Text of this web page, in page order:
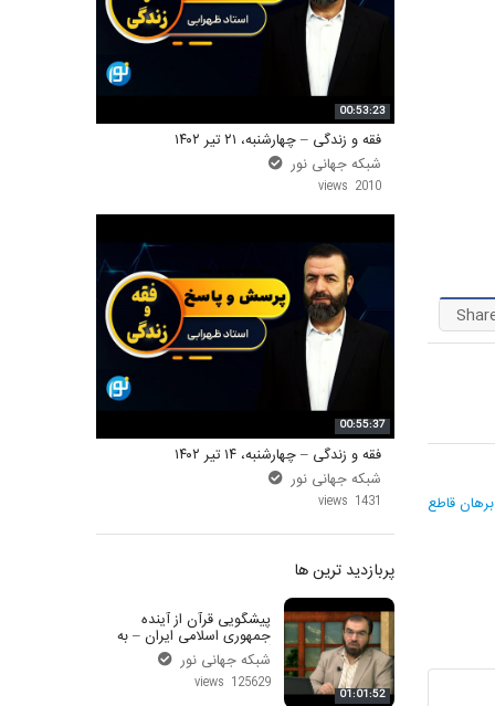
واحد علمی – درس تفسیر آسان
واحد علمی – درس صحیح بخاری
واحد علمی – درس عقیده
واحد علمی – فقه السنه
قاطع
00:53:23
فقه و زندگی – چهارشنبه، ۲۱ تیر ۱۴۰۲
شبکه جهانی نور
2010 views
00:55:37
فقه و زندگی – چهارشنبه، ۱۴ تیر ۱۴۰۲
شبکه جهانی نور
1431 views
پربازدید ترین ها
01:01:52
پیشگویی قرآن از آینده
جمهوری اسلامی ایران – به
گواهی تاریخ
شبکه جهانی نور
125629 views